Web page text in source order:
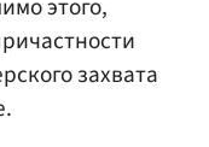
этого,
захвата